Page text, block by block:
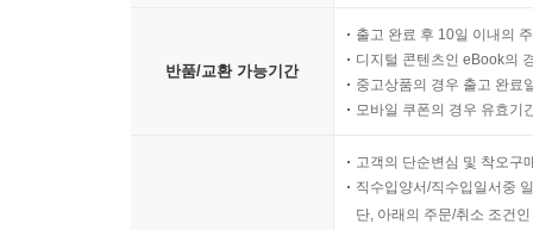
반품/교환 가능기간
출고 완료 후 10일 이내의
디지털 콘텐츠인 eBook의
중고상품의 경우 출고 완료
모바일 쿠폰의 경우 유효기
고객의 단순변심 및 착오구
직수입양서/직수입일서중
단, 아래의 주문/취소 조건